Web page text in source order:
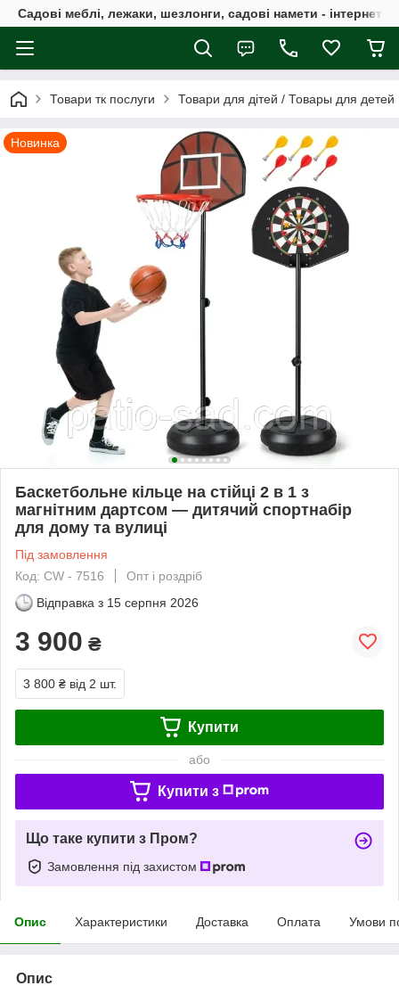
Садові меблі, лежаки, шезлонги, садові намети - інтернет-
Товари тк послуги Товари для дітей / Товары для детей
Новинка
Баскетбольне кільце на стійці 2 в 1 з
магнітним дартсом — дитячий спортнабір
для дому та вулиці
Під замовлення
Код: CW - 7516
Опт і роздріб
Відправка з 15 серпня 2026
3 900 ₴
3 800 ₴ від 2 шт.
Купити
або
Купити з
Що таке купити з Пром?
Замовлення під захистом
Опис Характеристики Доставка Оплата Умови
Опис